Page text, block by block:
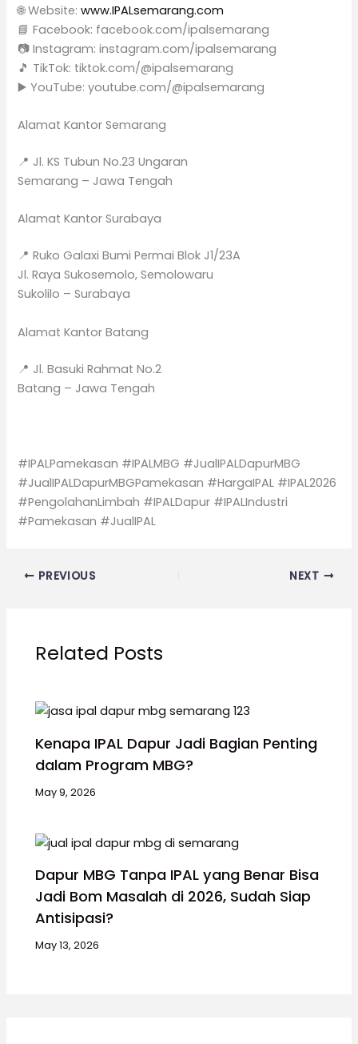
🌐 Website:www.IPALsemarang.com
📘 Facebook: facebook.com/ipalsemarang
📷 Instagram: instagram.com/ipalsemarang
🎵 TikTok: tiktok.com/@ipalsemarang
▶️ YouTube: youtube.com/@ipalsemarang
Alamat Kantor Semarang
📍 Jl. KS Tubun No.23 Ungaran
Semarang – Jawa Tengah
Alamat Kantor Surabaya
📍 Ruko Galaxi Bumi Permai Blok J1/23A
Jl. Raya Sukosemolo, Semolowaru
Sukolilo – Surabaya
Alamat Kantor Batang
📍 Jl. Basuki Rahmat No.2
Batang – Jawa Tengah
#IPALPamekasan #IPALMBG #JualIPALDapurMBG
#JualIPALDapurMBGPamekasan #HargaIPAL #IPAL2026
#PengolahanLimbah #IPALDapur #IPALIndustri
#Pamekasan #JualIPAL
PREVIOUS NEXT
Related Posts
Kenapa IPAL Dapur Jadi Bagian Penting
dalam Program MBG?
May 9, 2026
Dapur MBG Tanpa IPAL yang Benar Bisa
Jadi Bom Masalah di 2026, Sudah Siap
Antisipasi?
May 13, 2026